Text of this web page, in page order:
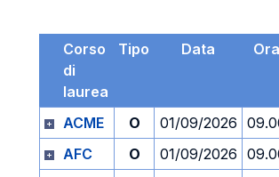
Corso
di
laurea
Tipo Data Ora
ACME O 01/09/2026
AFC
O 01/09/2026